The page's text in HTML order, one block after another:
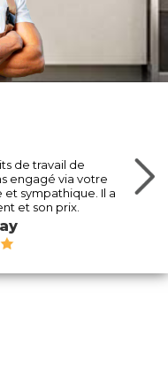
de travail de
engagé via votre
et sympathique. Il a
et son prix.